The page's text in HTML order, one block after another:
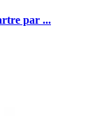
par ...